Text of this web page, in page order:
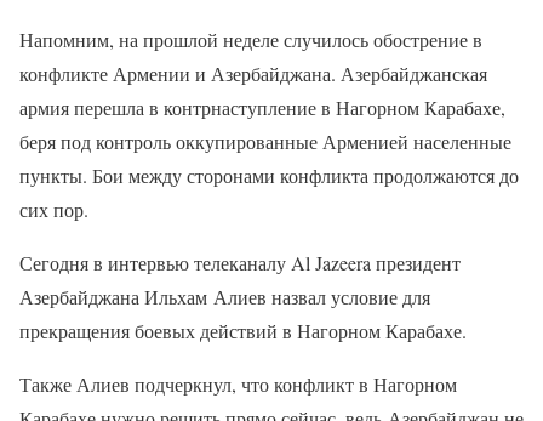
Напомним, на прошлой неделе случилось обострение в
конфликте Армении и Азербайджана. Азербайджанская
армия перешла в контрнаступление в Нагорном Карабахе,
беря под контроль оккупированные Арменией населенные
пункты. Бои между сторонами конфликта продолжаются до
сих пор.
Сегодня в интервью телеканалу Al Jazeera президент
Азербайджана Ильхам Алиев назвал условие для
прекращения боевых действий в Нагорном Карабахе.
Также Алиев подчеркнул, что конфликт в Нагорном